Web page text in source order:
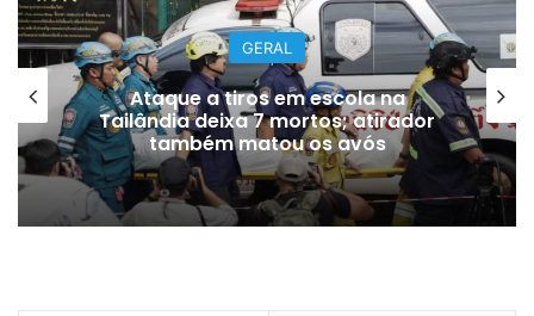
GERAL
Ataque a tiros em escola na
Tailândia deixa 7 mortos; atirador
também matou os avós